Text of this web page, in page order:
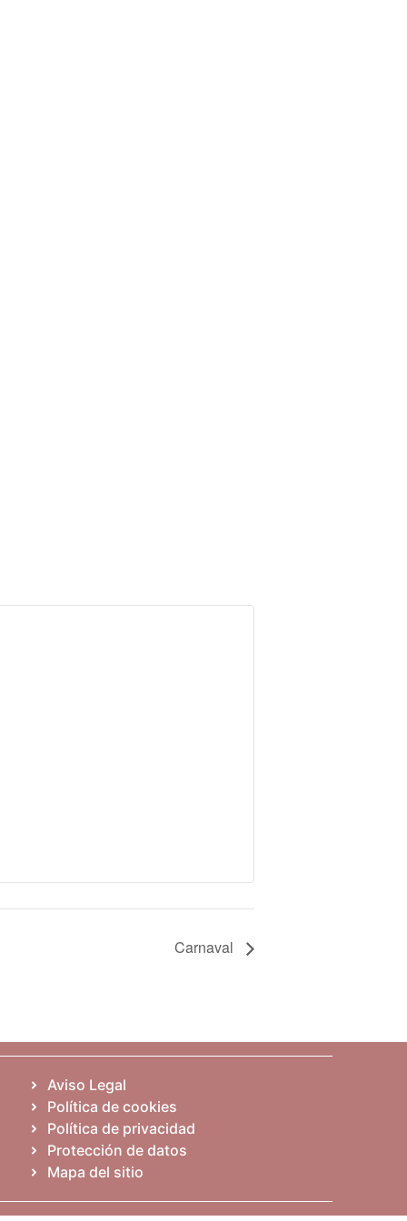
Carnaval
Aviso Legal
Política de cookies
Política de privacidad
Protección de datos
Mapa del sitio